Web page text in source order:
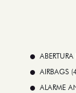
AIRBAGS
ALARME